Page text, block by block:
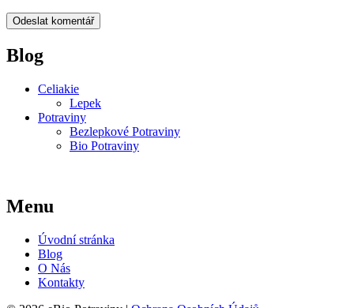
Blog
Celiakie
Lepek
Potraviny
Bezlepkové Potraviny
Bio Potraviny
Menu
Úvodní stránka
Blog
O Nás
Kontakty